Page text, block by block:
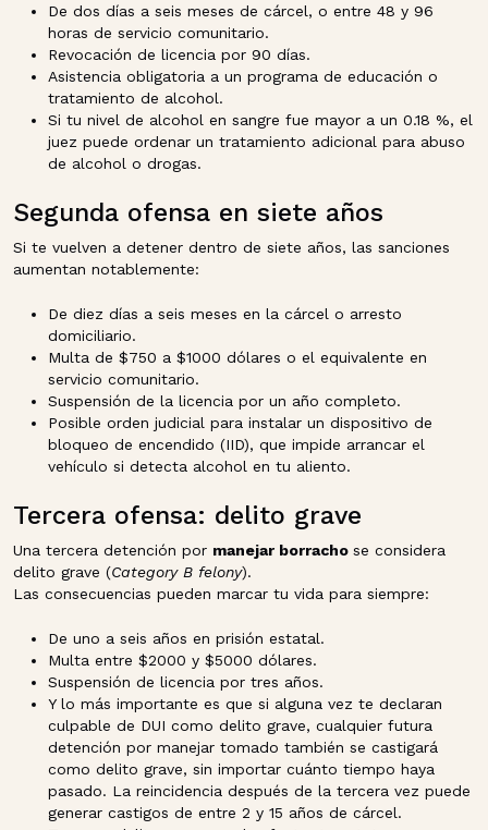
De dos días a seis meses de cárcel, o entre 48 y 96
horas de servicio comunitario.
Revocación de licencia por 90 días.
Asistencia obligatoria a un programa de educación o
tratamiento de alcohol.
Si tu nivel de alcohol en sangre fue mayor a un 0.18 %, el
juez puede ordenar un tratamiento adicional para abuso
de alcohol o drogas.
Segunda ofensa en siete años
Si te vuelven a detener dentro de siete años, las sanciones
aumentan notablemente:
De diez días a seis meses en la cárcel o arresto
domiciliario.
Multa de $750 a $1000 dólares o el equivalente en
servicio comunitario.
Suspensión de la licencia por un año completo.
Posible orden judicial para instalar un dispositivo de
bloqueo de encendido (IID), que impide arrancar el
vehículo si detecta alcohol en tu aliento.
Tercera ofensa: delito grave
Una tercera detención por manejar borracho se considera
delito grave (Category B felony).
Las consecuencias pueden marcar tu vida para siempre:
De uno a seis años en prisión estatal.
Multa entre $2000 y $5000 dólares.
Suspensión de licencia por tres años.
Y lo más importante es que si alguna vez te declaran
culpable de DUI como delito grave, cualquier futura
detención por manejar tomado también se castigará
como delito grave, sin importar cuánto tiempo haya
pasado. La reincidencia después de la tercera vez puede
generar castigos de entre 2 y 15 años de cárcel.